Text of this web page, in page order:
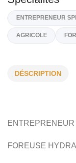
2V0
Sur Demande
AGRICOLE
DÉSCRIPTION
FOREUSE